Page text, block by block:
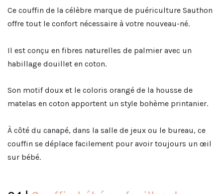
Ce couffin de la célèbre marque de puériculture Sauthon
offre tout le confort nécessaire à votre nouveau-né.
Il est conçu en fibres naturelles de palmier avec un
habillage douillet en coton.
Son motif doux et le coloris orangé de la housse de
matelas en coton apportent un style bohème printanier.
À côté du canapé, dans la salle de jeux ou le bureau, ce
couffin se déplace facilement pour avoir toujours un œil
sur bébé.